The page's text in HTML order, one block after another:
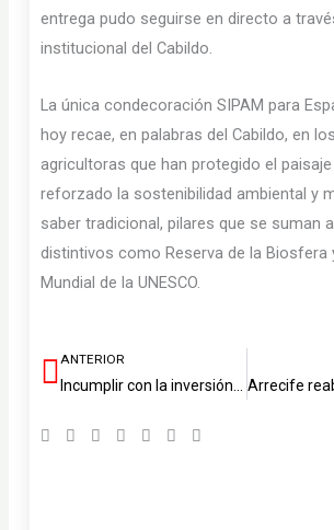
entrega pudo seguirse en directo a
institucional del Cabildo.
La única condecoración SIPAM para
hoy recae, en palabras del Cabildo, en
agricultoras que han protegido el
reforzado la sostenibilidad ambiental y
saber tradicional, pilares que se suman
distintivos como Reserva de la Biosfera
Mundial de la UNESCO.
Ant
ANTERIOR